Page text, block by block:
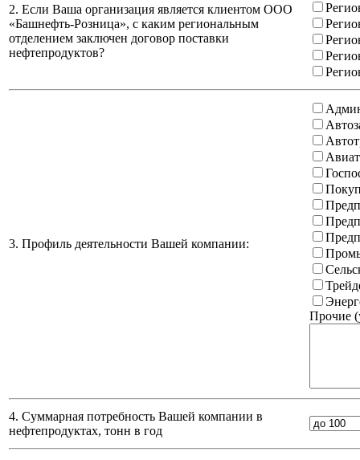
2. Если Ваша организация является клиентом ООО
«Башнефть-Розница», с каким региональным
отделением заключен договор поставки
нефтепродуктов?
3. Профиль деятельности Вашей компании:
Прочие
4. Суммарная потребность Вашей компании в
нефтепродуктах, тонн в год